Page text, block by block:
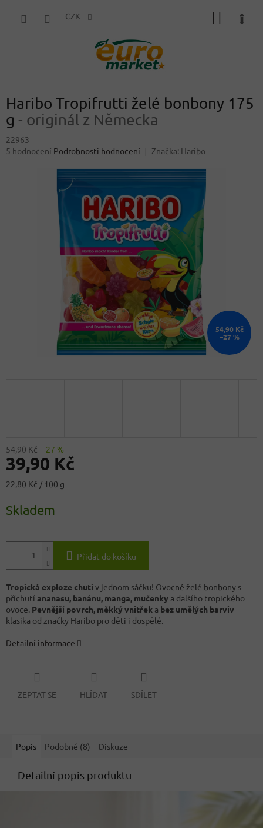
CZK
Haribo Tropifrutti želé bonbony 175
g - originál z Německa
22963
Průměrné
5 hodnocení Podrobnosti hodnocení Značka: Haribo
54,90 Kč
–27 %
54,90 Kč –27 %
39,90 Kč
Měrná
22,80 Kč / 100 g
Skladem
Přidat do košíku
Tropická exploze chuti v jednom sáčku! Ovocné želé bonbony s
příchutí ananasu, banánu, manga, mučenky a dalšího tropického
ovoce. Pevnější povrch, měkký vnitřek a bez umělých barviv—
klasika od značky Haribo pro děti i dospělé.
Detailní informace
ZEPTAT SE HLÍDAT SDÍLET
Popis Podobné (8) Diskuze
Detailní popis produktu